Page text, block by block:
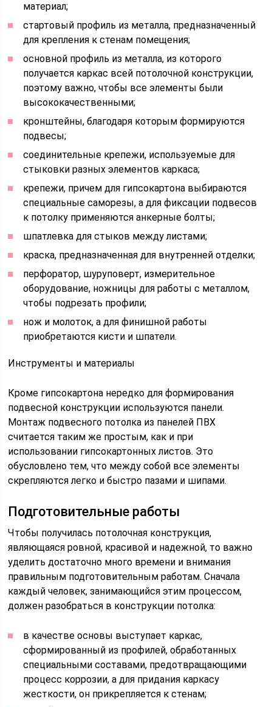
материал;
стартовый профиль из металла, предназначенный
для крепления к стенам помещения;
основной профиль из металла, из которого
получается каркас всей потолочной конструкции,
поэтому важно, чтобы все элементы были
высококачественными;
кронштейны, благодаря которым формируются
подвесы;
соединительные крепежи, используемые для
стыковки разных элементов каркаса;
крепежи, причем для гипсокартона выбираются
специальные саморезы, а для фиксации подвесов
к потолку применяются анкерные болты;
шпатлевка для стыков между листами;
краска, предназначенная для внутренней отделки;
перфоратор, шуруповерт, измерительное
оборудование, ножницы для работы с металлом,
чтобы подрезать профили;
нож и молоток, а для финишной работы
приобретаются кисти и шпатели.
Инструменты и материалы
Кроме гипсокартона нередко для формирования
подвесной конструкции используются панели.
Монтаж подвесного потолка из панелей ПВХ
считается таким же простым, как и при
использовании гипсокартонных листов. Это
обусловлено тем, что между собой все элементы
скрепляются легко и быстро пазами и шипами.
Подготовительные работы
Чтобы получилась потолочная конструкция,
являющаяся ровной, красивой и надежной, то важно
уделить достаточно много времени и внимания
правильным подготовительным работам. Сначала
каждый человек, занимающийся этим процессом,
должен разобраться в конструкции потолка:
в качестве основы выступает каркас,
сформированный из профилей, обработанных
специальными составами, предотвращающими
процесс коррозии, а для придания каркасу
жесткости, он прикрепляется к стенам;